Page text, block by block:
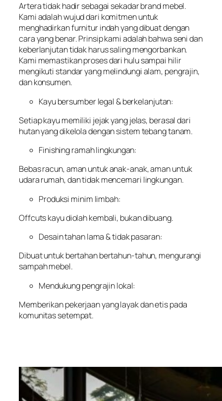
Artera tidak hadir sebagai sekadar brand mebel.
Kami adalah wujud dari komitmen untuk
menghadirkan furnitur indah yang dibuat dengan
cara yang benar. Prinsip kami adalah bahwa seni dan
keberlanjutan tidak harus saling mengorbankan.
Kami memastikan proses dari hulu sampai hilir
mengikuti standar yang melindungi alam, pengrajin,
dan konsumen.
Kayu bersumber legal & berkelanjutan:
Setiap kayu memiliki jejak yang jelas, berasal dari
hutan yang dikelola dengan sistem tebang tanam.
Finishing ramah lingkungan:
Bebas racun, aman untuk anak-anak, aman untuk
udara rumah, dan tidak mencemari lingkungan.
Produksi minim limbah:
Offcuts kayu diolah kembali, bukan dibuang.
Desain tahan lama & tidak pasaran:
Dibuat untuk bertahan bertahun-tahun, mengurangi
sampah mebel.
Mendukung pengrajin lokal:
Memberikan pekerjaan yang layak dan etis pada
komunitas setempat.